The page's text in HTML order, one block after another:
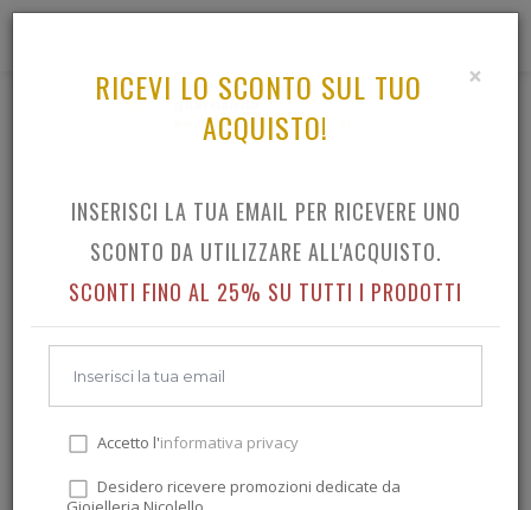
CRONOGRAFO TISSOT PR516 QUARTZ 40MM
persone stanno
guardando
Articolo molto apprezzato
×
RICEVI LO SCONTO SUL TUO
ACQUISTO!
INSERISCI LA TUA EMAIL PER RICEVERE UNO
SCONTO DA UTILIZZARE ALL'ACQUISTO.
SCONTI FINO AL 25% SU TUTTI I PRODOTTI
Accetto l'informativa privacy
Desidero ricevere promozioni dedicate da